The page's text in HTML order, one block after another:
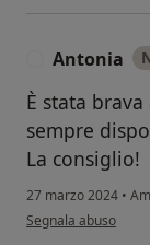
Antonia
È stata
sempre
La consiglio!
27 marzo 2024 •
secondo l'opinione
Segnala abuso